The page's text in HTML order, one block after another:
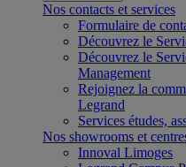
Nos contacts et services
Formulaire de
Découvrez le
Découvrez le
Management
Rejoignez la
Legrand
Services études,
Nos showrooms et
Innoval Limoges